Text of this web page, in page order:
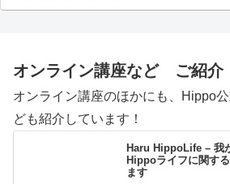
オンライン講座など ご紹介
オンライン講座のほかにも、Hippo
ども紹介しています！
Haru HippoLife – 我
Hippoライフに関す
ます